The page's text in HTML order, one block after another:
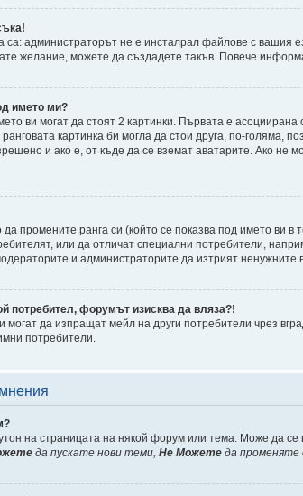
са: администраторът не е инсталрал файлове с
желание, можете да създадете такъв. Повече
името ми?
ви могат да стоят 2 картинки. Първата е
картинка би могла да стои друга, по-голяма,
и ако е, от къде да се вземат аватарите. Ако не
промените ранга си (който се показва под името ви
или да отличат специални потребители,
и администраторите да изтрият
потребител, форумът изисква да вляза?!
да изпращат мейл на други потребители чрез
потребители.
на страницата на някой форум или тема. Може да
да пускате нови теми, Не Можете да променяте